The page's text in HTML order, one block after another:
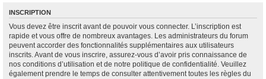
INSCRIPTION
Vous devez être inscrit avant de pouvoir vous connecter. L’inscription est
rapide et vous offre de nombreux avantages. Les administrateurs du forum
peuvent accorder des fonctionnalités supplémentaires aux utilisateurs
inscrits. Avant de vous inscrire, assurez-vous d’avoir pris connaissance de
nos conditions d’utilisation et de notre politique de confidentialité. Veuillez
également prendre le temps de consulter attentivement toutes les règles du